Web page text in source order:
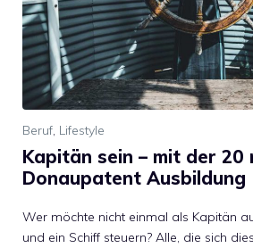
Beruf Lifestyle
Kapitän sein – mit der 20
Donaupatent Ausbildung
Wer möchte nicht einmal als Kapitän
und ein Schiff steuern? Alle, die sich